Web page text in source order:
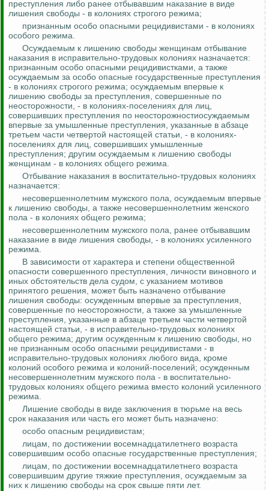
преступления либо ранее отбывавшим наказание в виде
лишения свободы - в колониях строгого режима;
признанным особо опасными рецидивистами - в колониях
особого режима.
Осуждаемым к лишению свободы женщинам отбывание
наказания в исправительно-трудовых колониях назначается:
признанным особо опасными рецидивистками, а также
осуждаемым за особо опасные государственные преступления
- в колониях строгого режима; осуждаемым впервые к
лишению свободы за преступления, совершенные по
неосторожности, - в колониях-поселениях для лиц,
совершивших преступления по неосторожностиосуждаемым
впервые за умышленные преступления, указанные в абзаце
третьем части четвертой настоящей статьи, - в колониях-
поселениях для лиц, совершивших умышленные
преступления; другим осуждаемым к лишению свободы
женщинам - в колониях общего режима.
Отбывание наказания в воспитательно-трудовых колониях
назначается:
несовершеннолетним мужского пола, осуждаемым впервые
к лишению свободы, а также несовершеннолетним женского
пола - в колониях общего режима;
несовершеннолетним мужского пола, ранее отбывавшим
наказание в виде лишения свободы, - в колониях усиленного
режима.
В зависимости от характера и степени общественной
опасности совершенного преступления, личности виновного и
иных обстоятельств дела судом, с указанием мотивов
принятого решения, может быть назначено отбывание
лишения свободы: осужденным впервые за преступления,
совершенные по неосторожности, а также за умышленные
преступления, указанные в абзаце третьем части четвертой
настоящей статьи, - в исправительно-трудовых колониях
общего режима; другим осужденным к лишению свободы, но
не признанным особо опасными рецидивистами - в
исправительно-трудовых колониях любого вида, кроме
колоний особого режима и колоний-поселений; осужденным
несовершеннолетним мужского пола - в воспитательно-
трудовых колониях общего режима вместо колоний усиленного
режима.
Лишение свободы в виде заключения в тюрьме на весь
срок наказания или часть его может быть назначено:
особо опасным рецидивистам;
лицам, по достижении восемнадцатилетнего возраста
совершившим особо опасные государственные преступления;
лицам, по достижении восемнадцатилетнего возраста
совершившим другие тяжкие преступления, осуждаемым за
них к лишению свободы на срок свыше пяти лет.